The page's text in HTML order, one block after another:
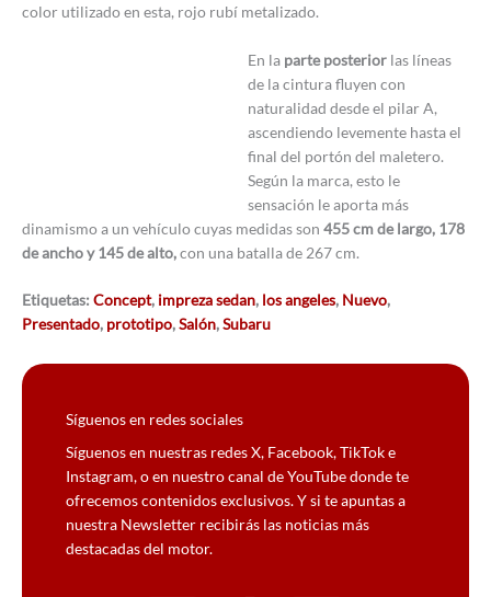
color utilizado en esta, rojo rubí metalizado.
En la parte posteriorlas líneas
de la cintura fluyen con
naturalidad desde el pilar A,
ascendiendo levemente hasta el
final del portón del maletero.
Según la marca, esto le
sensación le aporta más
dinamismo a un vehículo cuyas medidas son 455 cm de largo, 178
de ancho y 145 de alto,con una batalla de 267 cm.
Etiquetas: Concept, impreza sedan, los angeles, Nuevo,
Presentado, prototipo,Salón,Subaru
Síguenos en redes sociales
Síguenos en nuestras redes X, Facebook, TikTok e
Instagram, o en nuestro canal de YouTube donde te
ofrecemos contenidos exclusivos. Y si te apuntas a
nuestra Newsletter recibirás las noticias más
destacadas del motor.